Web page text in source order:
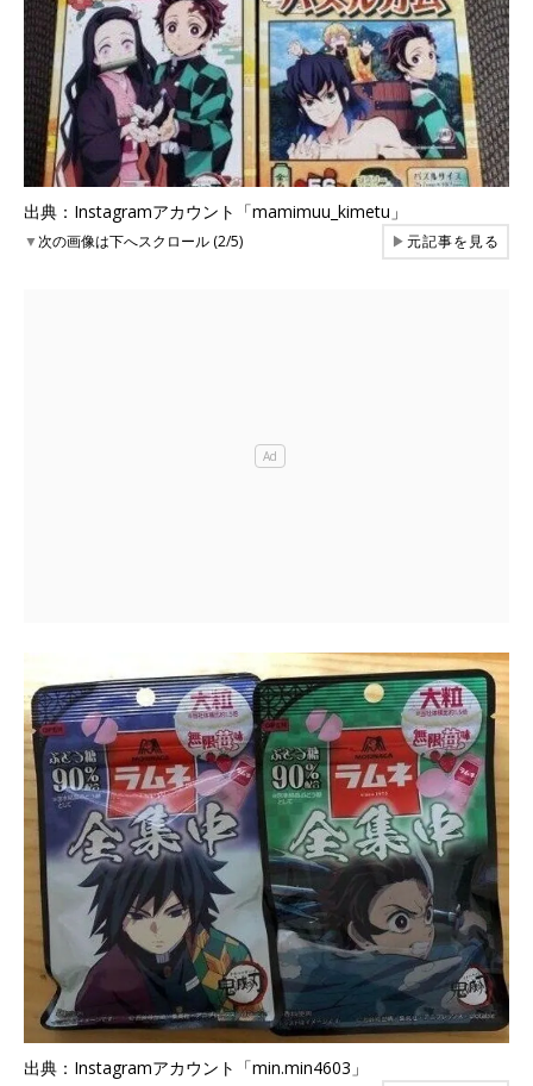
出典：Instagramアカウント「mamimuu_kimetu」
▼次の画像は下へスクロール (2/5) ▶元記事を見る
出典：Instagramアカウント「min.min4603」